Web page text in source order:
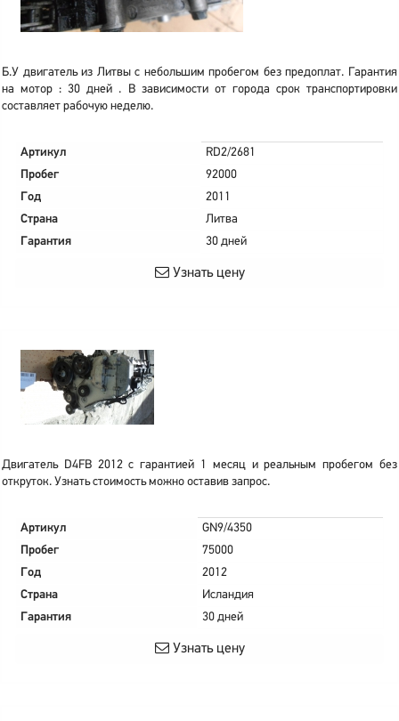
Б.У двигатель из Литвы с небольшим пробегом без предоплат. Гарантия
на мотор : 30 дней . В зависимости от города срок транспортировки
составляет рабочую неделю.
Артикул
RD2/2681
Пробег
92000
Год
2011
Страна
Литва
Гарантия
30 дней
Узнать цену
Двигатель D4FB 2012 с гарантией 1 месяц и реальным пробегом без
откруток. Узнать стоимость можно оставив запрос.
Артикул
GN9/4350
Пробег
75000
Год
2012
Страна
Исландия
Гарантия
30 дней
Узнать цену